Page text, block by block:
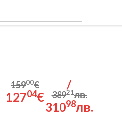
15900€
12704€
/
38921лв.
31098лв.